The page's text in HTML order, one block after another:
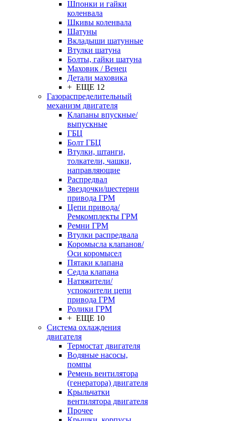
Шпонки и гайки
коленвала
Шкивы коленвала
Шатуны
Вкладыши шатунные
Втулки шатуна
Болты, гайки шатуна
Маховик / Венец
Детали маховика
+ ЕЩЕ 12
Газораспределительный
механизм двигателя
Клапаны впускные/
выпускные
ГБЦ
Болт ГБЦ
Втулки, штанги,
толкатели, чашки,
направляющие
Распредвал
Звездочки/шестерни
привода ГРМ
Цепи привода/
Ремкомплекты ГРМ
Ремни ГРМ
Втулки распредвала
Коромысла клапанов/
Оси коромысел
Пятаки клапана
Седла клапана
Натяжители/
успокоители цепи
привода ГРМ
Ролики ГРМ
+ ЕЩЕ 10
Система охлаждения
двигателя
Термостат двигателя
Водяные насосы,
помпы
Ремень вентилятора
(генератора) двигателя
Крыльчатки
вентилятора двигателя
Прочее